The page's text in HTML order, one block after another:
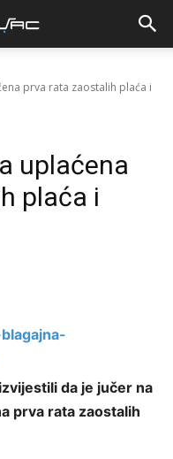
prva rata zaostalih plaća i
uplaćena
plaća i
da je jučer na
prva rata zaostalih